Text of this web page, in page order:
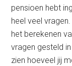
pensioen hebt
heel veel
het berekenen
vragen gesteld
zien hoeveel jij